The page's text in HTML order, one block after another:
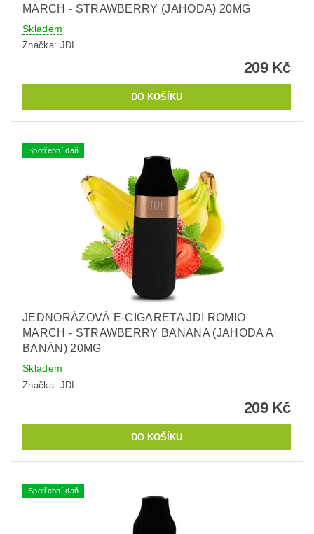
MARCH - STRAWBERRY (JAHODA) 20MG
Skladem
Značka: JDI
209 Kč
Spotřební daň
JEDNORÁZOVÁ E-CIGARETA JDI ROMIO
MARCH - STRAWBERRY BANANA (JAHODA A
BANÁN) 20MG
Skladem
Značka: JDI
209 Kč
Spotřební daň